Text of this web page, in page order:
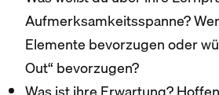
Aufmerksamkeitsspanne?
Elemente bevorzugen oder
Out“ bevorzugen?